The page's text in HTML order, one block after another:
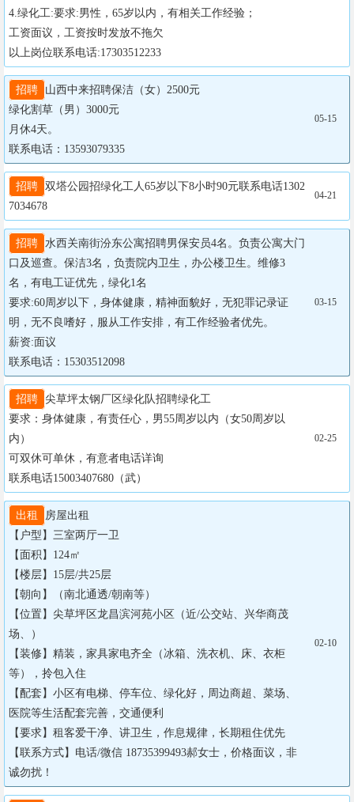
4.绿化工:要求:男性，65岁以内，有相关工作经验；
工资面议，工资按时发放不拖欠
以上岗位联系电话:17303512233
招聘
山西中来招聘保洁（女）2500元
绿化割草（男）3000元
月休4天。
联系电话：13593079335
05-15
招聘
双塔公园招绿化工人65岁以下8小时90元联系电话1302
7034678
04-21
招聘 水西关南街汾东公寓招聘男保安员4名。负责公寓大门
口及巡查。保洁3名，负责院内卫生，办公楼卫生。维修3
名，有电工证优先，绿化1名
要求:60周岁以下，身体健康，精神面貌好，无犯罪记录证
明，无不良嗜好，服从工作安排，有工作经验者优先。
薪资:面议
联系电话：15303512098
03-15
招聘 尖草坪太钢厂区绿化队招聘绿化工
要求：身体健康，有责任心，男55周岁以内（女50周岁以
内）
可双休可单休，有意者电话详询
联系电话15003407680（武）
02-25
出租
房屋出租
【户型】三室两厅一卫
【面积】124㎡
【楼层】15层/共25层
【朝向】（南北通透/朝南等）
【位置】尖草坪区龙昌滨河苑小区（近/公交站、兴华商茂
场、）
【装修】精装，家具家电齐全（冰箱、洗衣机、床、衣柜
等），拎包入住
【配套】小区有电梯、停车位、绿化好，周边商超、菜场、
医院等生活配套完善，交通便利
【要求】租客爱干净、讲卫生，作息规律，长期租住优先
【联系方式】电话/微信 18735399493郝女士，价格面议，非
诚勿扰！
02-10